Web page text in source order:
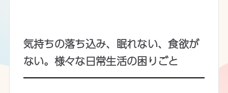
気持ちの落ち込み、眠れない、食欲が
ない。様々な日常生活の困りごと